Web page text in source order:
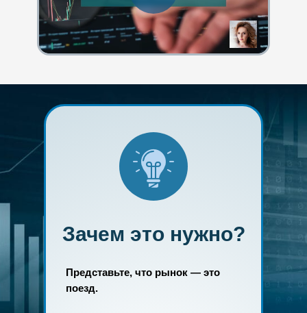
Представьте, что рынок — это
поезд.
Зачем это нужно?